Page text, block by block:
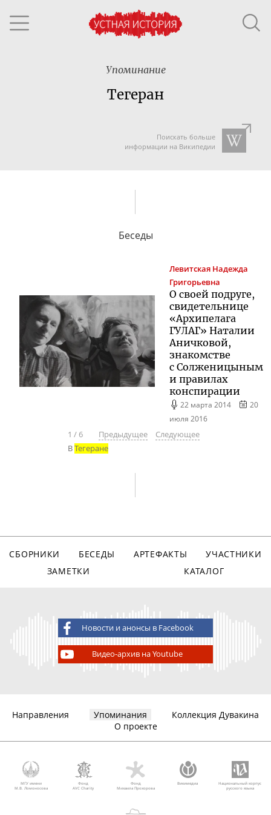
Упоминание
Тегеран
Поискать больше
информации на Википедии
Беседы
Левитская Надежда
Григорьевна
О своей подруге,
свидетельнице
«Архипелага
ГУЛАГ» Наталии
Аничковой,
знакомстве
с Солженицыным
и правилах
конспирации
22 марта 2014
20
июля 2016
1 / 6 Предыдущее
Следующее
ВТегеране
СБОРНИКИ БЕСЕДЫ АРТЕФАКТЫ
УЧАСТНИКИ
ЗАМЕТКИ
КАТАЛОГ
Новости и анонсы в Facebook
Видео-архив на Youtube
Направления Упоминания
Коллекция Дувакина
О проекте
МГУ имени
М.В. Ломоносова
Фонд
AVC Charity
Фонд
Михаила Прохорова
Викимедиа
Национальный корпус
русского языка